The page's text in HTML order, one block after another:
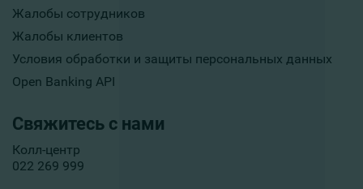
Жалобы сотрудников
Жалобы клиентов
Условия обработки и защиты персональных данных
Open Banking API
Свяжитесь с нами
Колл-центр
022 269 999